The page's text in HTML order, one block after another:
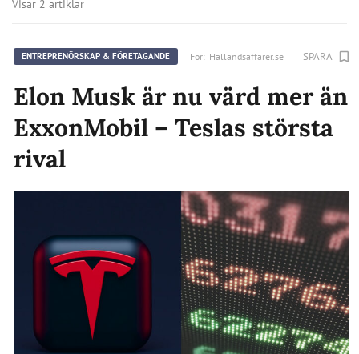
Visar 2 artiklar
ENTREPRENÖRSKAP & FÖRETAGANDE För: Hallandsaffarer.se SPARA
Elon Musk är nu värd mer än
ExxonMobil – Teslas största
rival